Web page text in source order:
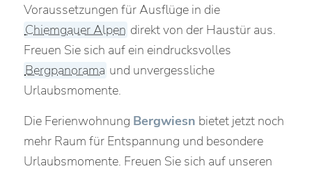
Voraussetzungen für Ausflüge in die
Chiemgauer Alpen direkt von der Haustür aus.
Freuen Sie sich auf ein eindrucksvolles
Bergpanorama und unvergessliche
Urlaubsmomente.
Die Ferienwohnung Bergwiesn bietet jetzt noch
mehr Raum für Entspannung und besondere
Urlaubsmomente. Freuen Sie sich auf unseren